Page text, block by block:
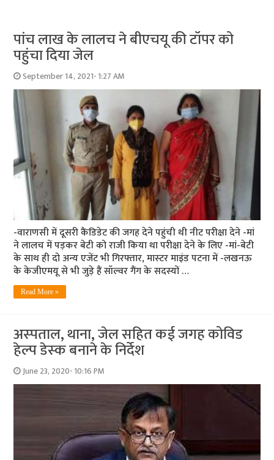
पांच लाख के लालच ने बीएचयू की टॉपर को
पहुंचा दिया जेल
September 14, 2021- 1:27 AM
-वाराणसी में दूसरी कैंडिडेट की जगह देने पहुंची थी नीट परीक्षा देने -मां
ने लालच में पड़कर बेटी को राजी किया था परीक्षा देने के लिए -मां-बेटी
के साथ ही दो अन्‍य एजेंट भी गिरफ्तार, मास्‍टर माइंड पटना में -लखनऊ
के केजीएमयू से भी जुड़े हैं सॉल्‍वर गैंग के सदस्‍यों …
Read More »
अस्‍पताल, थाना, जेल सहित कई जगह कोविड
हेल्‍प डेस्‍क बनाने के निर्देश
June 23, 2020- 10:16 PM